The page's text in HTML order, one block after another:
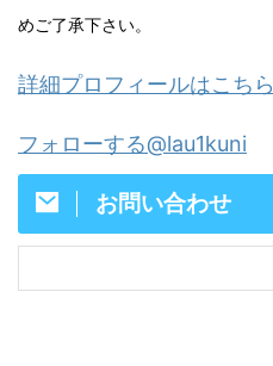
めご了承下さい。
詳細プロフィールはこちら
フォローする@lau1kuni
お問い合わせ